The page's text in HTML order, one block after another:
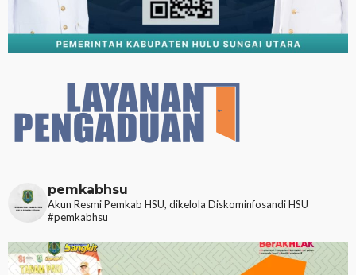
pemkabhsu
Akun Resmi Pemkab HSU, dikelola Diskominfosandi HSU
#pemkabhsu